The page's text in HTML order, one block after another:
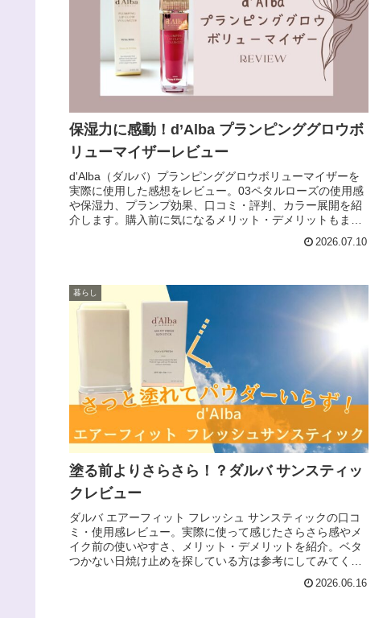
保湿力に感動！d’Alba プランピンググロウボ
リューマイザーレビュー
d'Alba（ダルバ）プランピンググロウボリューマイザーを
実際に使用した感想をレビュー。03ペタルローズの使用感
や保湿力、プランプ効果、口コミ・評判、カラー展開を紹
介します。購入前に気になるメリット・デメリットもまと
2026.07.10
暮らし
塗る前よりさらさら！？ダルバ サンスティッ
クレビュー
ダルバ エアーフィット フレッシュ サンスティックの口コ
ミ・使用感レビュー。実際に使って感じたさらさら感やメ
イク前の使いやすさ、メリット・デメリットを紹介。ベタ
つかない日焼け止めを探している方は参考にしてみてくだ
2026.06.16